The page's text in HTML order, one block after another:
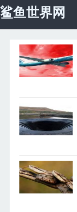
鲨鱼世界网